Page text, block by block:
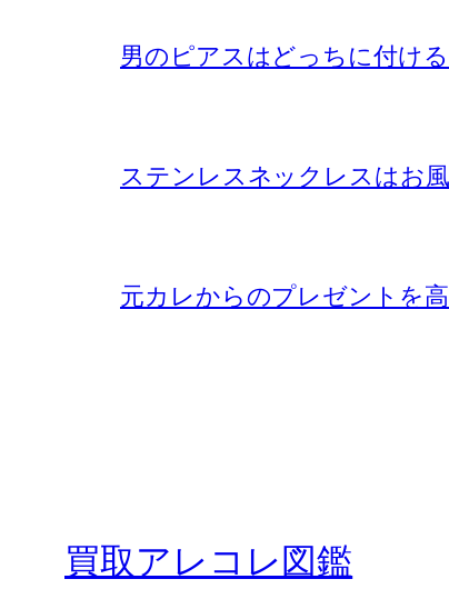
男のピアスはどっちに付け
ステンレスネックレスはお
元カレからのプレゼントを
買取アレコレ図鑑